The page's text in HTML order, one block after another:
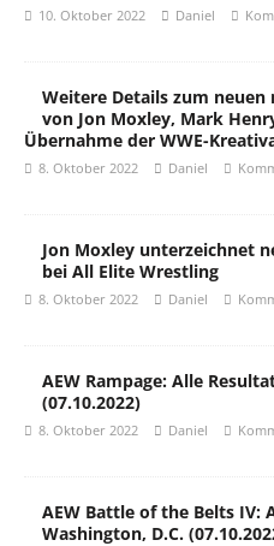
10. Oktober 2022 Daniel
Weitere Details zum neuen
von Jon Moxley, Mark
Übernahme der WWE-
8. Oktober 2022 Daniel
Jon Moxley unterzeichnet
bei All Elite Wrestling
8. Oktober 2022 Daniel
AEW Rampage: Alle
(07.10.2022)
8. Oktober 2022 Daniel
AEW Battle of the Belts IV:
Washington, D.C.